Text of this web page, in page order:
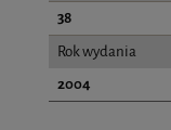
38
Rok wydania
2004